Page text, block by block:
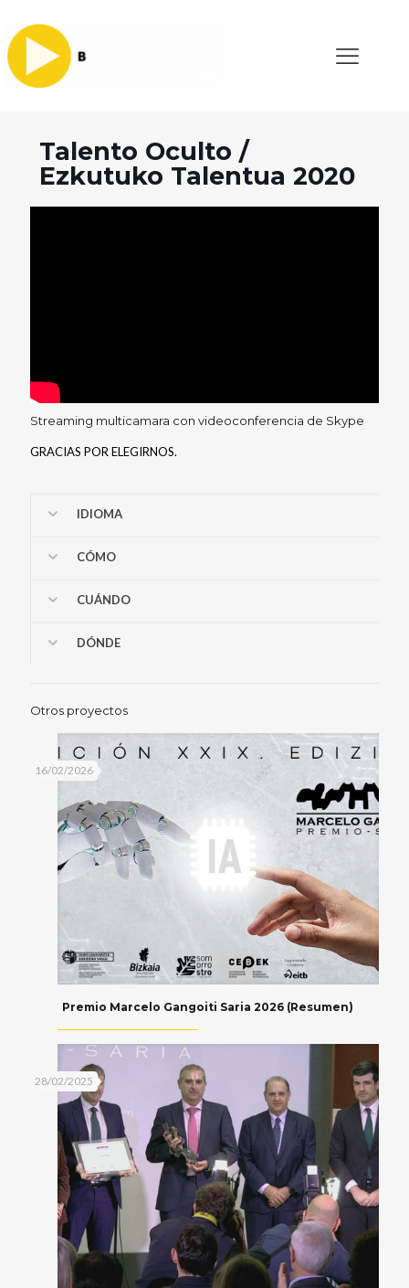
Talento Oculto /
Ezkutuko Talentua 2020
Streaming multicamara con videoconferencia de Skype
GRACIAS POR ELEGIRNOS.
IDIOMA
CÓMO
CUÁNDO
DÓNDE
Otros proyectos
16/02/2026
Premio Marcelo Gangoiti Saria 2026 (Resumen)
28/02/2025